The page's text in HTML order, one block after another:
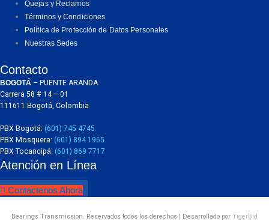
Quejas y Reclamos
Términos y Condiciones
Política de Protección de Datos Personales
Nuestras Sedes
Contacto
BOGOTÁ – PUENTE ARANDA
Carrera 58 # 14 – 01
111611 Bogotá, Colombia
PBX Bogotá: (601) 745 4745
PBX Mosquera: (601) 894 1965
PBX Tocancipá: (601) 869 7717
Atención en Línea
Contáctenos Ahora
Bearings Transmission. Reservados todos los derechos | Desarrollado por TigerBid